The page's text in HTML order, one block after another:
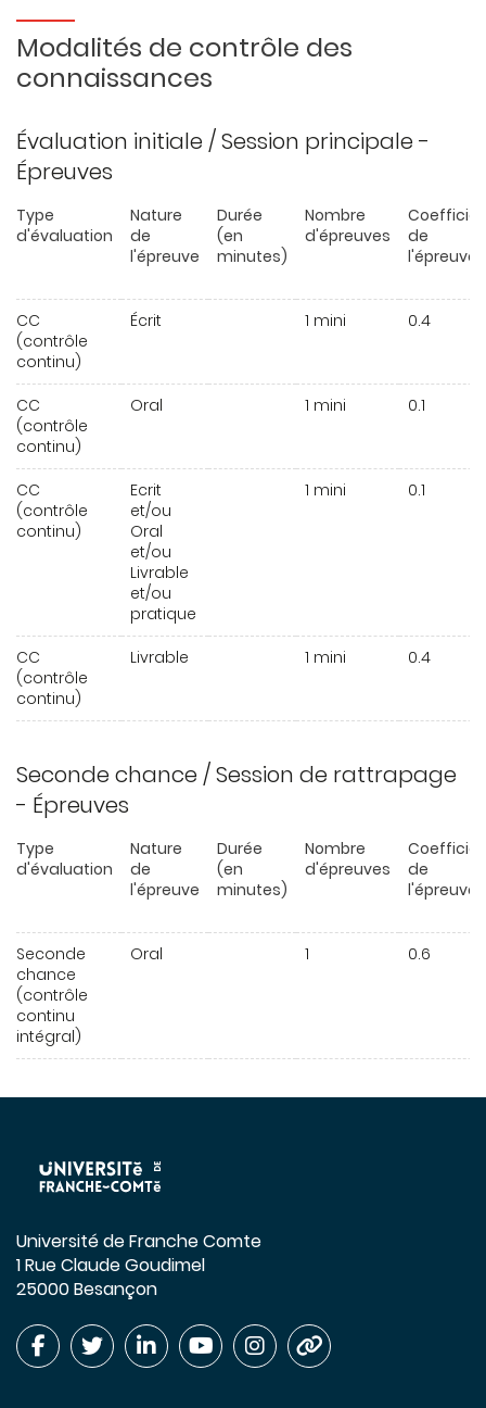
Modalités de contrôle des
connaissances
Évaluation initiale / Session principale -
Épreuves
Type
d'évaluation
Nature
de
l'épreuve
Durée
(en
minutes)
Nombre
d'épreuves
de
l'épreuve
CC
(contrôle
continu)
Écrit 1 mini 0.4
CC
(contrôle
continu)
Oral 1 mini 0.1
CC
(contrôle
continu)
Ecrit
et/ou
Oral
et/ou
Livrable
et/ou
pratique
1 mini 0.1
CC
(contrôle
continu)
Livrable 1 mini 0.4
Seconde chance / Session de rattrapage
- Épreuves
Type
d'évaluation
Nature
de
l'épreuve
Durée
(en
minutes)
Nombre
d'épreuves
de
l'épreuve
Seconde
chance
(contrôle
continu
intégral)
Oral 1 0.6
Université de Franche Comte
1 Rue Claude Goudimel
25000 Besançon